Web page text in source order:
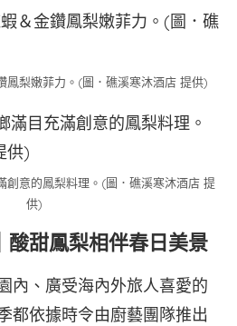
鳳梨嫩菲力。(圖．礁溪寒沐酒店 提供)
創意的鳳梨料理。(圖．礁溪寒沐酒店 提
供)
酸甜鳳梨相伴春日美景
內、廣受海內外旅人喜愛的
都依據時令由廚藝團隊推出